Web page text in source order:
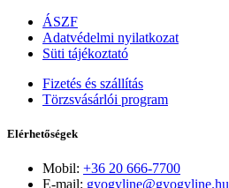
ÁSZF
Adatvédelmi nyilatkozat
Süti tájékoztató
Fizetés és szállítás
Törzsvásárlói program
Elérhetőségek
Mobil: +36 20 666-7700
E-mail: gyogyline@gyogyline.hu